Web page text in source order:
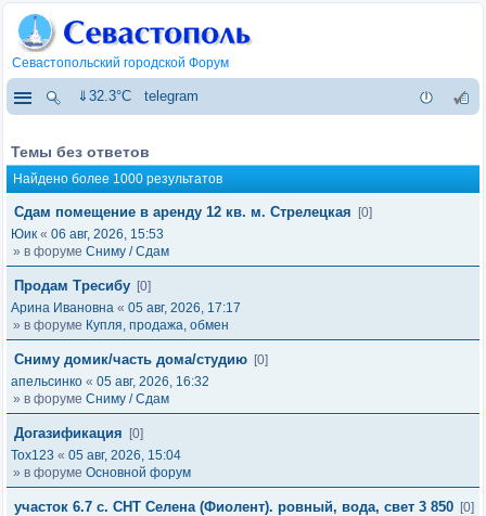
Севастопольский городской Форум
⇓32.3°C telegram
Темы без ответов
Найдено более 1000 результатов
Сдам помещение в аренду 12 кв. м. Стрелецкая
[0]
Юик « 06 авг, 2026, 15:53
» в форуме Сниму / Сдам
Продам Тресибу [0]
Арина Ивановна « 05 авг, 2026, 17:17
» в форуме Купля, продажа, обмен
Сниму домик/часть дома/студию [0]
апельсинко « 05 авг, 2026, 16:32
» в форуме Сниму / Сдам
Догазификация
[0]
Tox123 « 05 авг, 2026, 15:04
» в форуме Основной форум
участок 6.7 с. СНТ Селена (Фиолент). ровный, вода, свет 3 850 [0]